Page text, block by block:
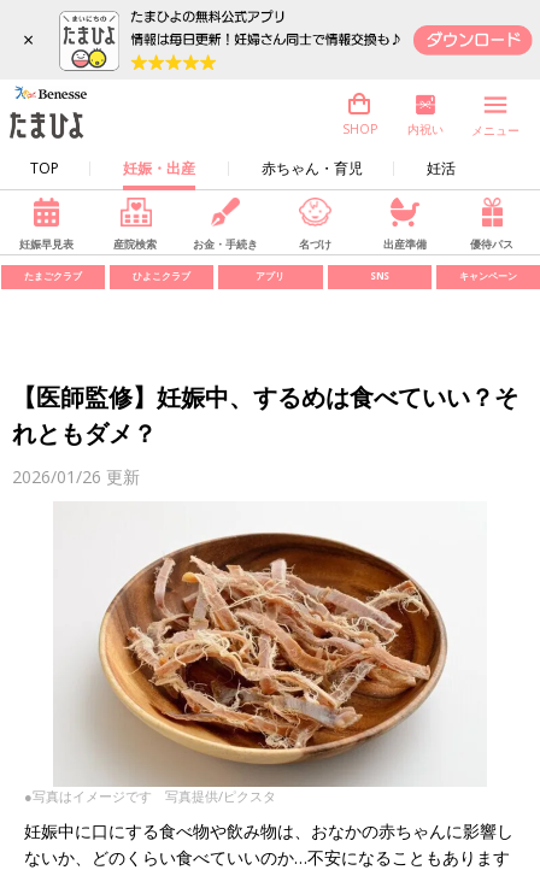
×
TOP 妊娠・出産 赤ちゃん・育児 妊活
SHOP 内祝い メニュー
妊娠早見表 産院検索 お金・手続き 名づけ 出産準備 優待パス
たまごクラブ ひよこクラブ アプリ SNS キャンペーン
【医師監修】妊娠中、するめは食べていい？そ
れともダメ？
2026/01/26 更新
●写真はイメージです 写真提供/ピクスタ
妊娠中に口にする食べ物や飲み物は、おなかの赤ちゃんに影響し
ないか、どのくらい食べていいのか…不安になることもあります